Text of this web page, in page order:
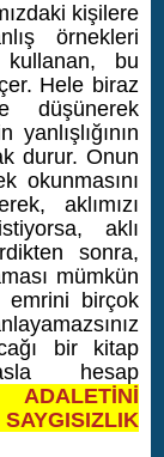
kişilere
örnekleri
bu
Hele biraz
düşünerek
durur. Onun
okunmasını
aklımızı
aklı
sonra,
mümkün
emrini birçok
bir kitap
hesap